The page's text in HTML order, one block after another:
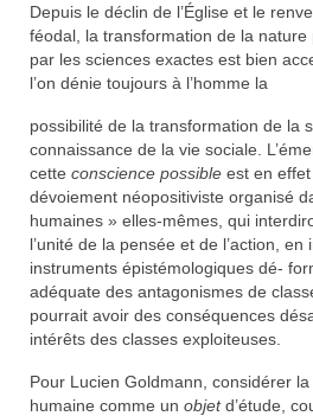
Depuis le déclin de l’Église et le
féodal, la transformation de la nature
par les sciences exactes est bien
l’on dénie toujours à l’homme la
possibilité de la transformation de la
connaissance de la vie sociale.
cette conscience possible est en
dévoiement néopositiviste organisé
humaines » elles-mêmes, qui
l’unité de la pensée et de l’action, en
instruments épistémologiques dé-
adéquate des antagonismes de
pourrait avoir des conséquences
intérêts des classes exploiteuses.
Pour Lucien Goldmann, considérer
humaine comme un objetd’étude,